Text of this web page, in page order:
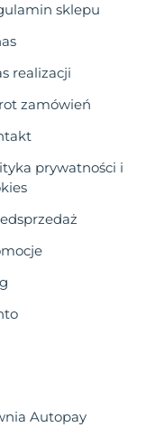
sklepu
realizacji
zamówień
prywatności i
Autopay